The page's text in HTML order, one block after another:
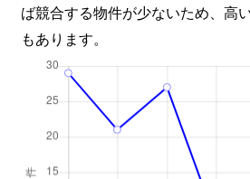
ば競合する物件が少ないため、高
もあります。